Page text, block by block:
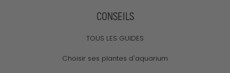
CONSEILS
TOUS LES GUIDES
Choisir ses plantes d'aquarium